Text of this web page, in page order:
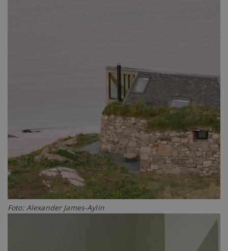
Foto: Alexander James-Aylin